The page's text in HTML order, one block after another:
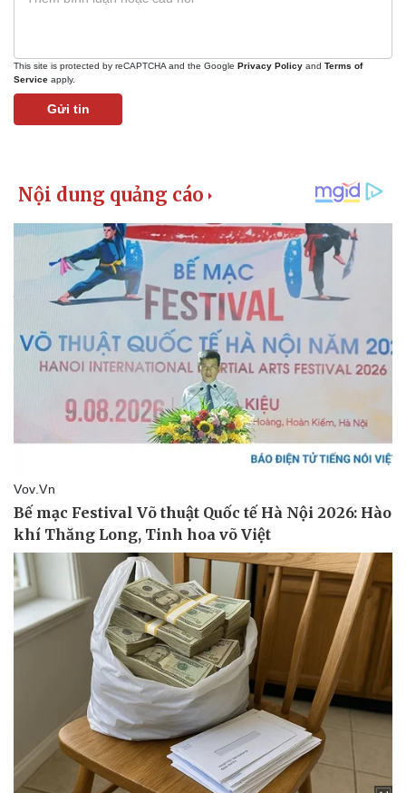
Doanh nghiệp
Thông tin doanh nghiệp
Doanh nghiệp 24h
Vì cộng đồng
Công nghệ
Sành điệu
Tin Công nghệ
Trải nghiệm
Chuyển đổi số
This site is protected by reCAPTCHA and the Google Privacy Policy and Terms of
Service apply.
Gửi tin